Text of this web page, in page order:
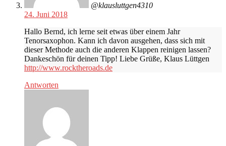
@klausluttgen4310
24. Juni 2018
Hallo Bernd, ich lerne seit etwas über einem Jahr
Tenorsaxophon. Kann ich davon ausgehen, dass sich mit
dieser Methode auch die anderen Klappen reinigen lassen?
Dankeschön für deinen Tipp! Liebe Grüße, Klaus Lüttgen
http://www.rocktheroads.de
Antworten